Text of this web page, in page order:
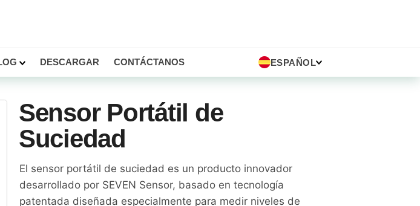
DESCARGAR CONTÁCTANOS ESPAÑOL
Sensor Portátil de
Suciedad
El sensor portátil de suciedad es un producto innovador
desarrollado por SEVEN Sensor, basado en tecnología
patentada diseñada especialmente para medir niveles de